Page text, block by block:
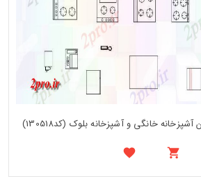
خانگی و آشپزخانه بلوک (کد130518)